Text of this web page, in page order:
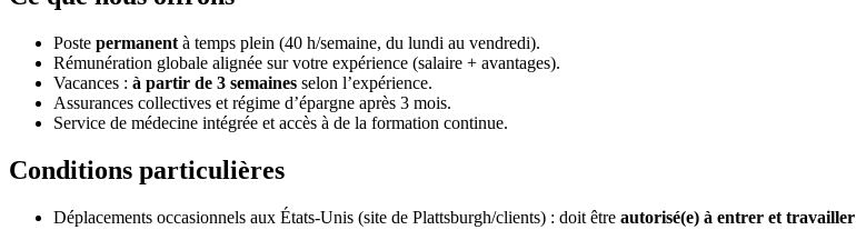
Poste permanent à temps plein (40 h/semaine, du lundi au vendredi).
Rémunération globale alignée sur votre expérience (salaire + avantages).
Vacances : à partir de 3 semaines selon l’expérience.
Assurances collectives et régime d’épargne après 3 mois.
Service de médecine intégrée et accès à de la formation continue.
Conditions particulières
Déplacements occasionnels aux États-Unis (site de Plattsburgh/clients) : doit être autorisé(e) à entrer et travailler